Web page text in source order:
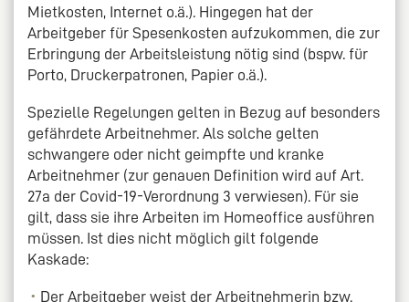
Mietkosten, Internet o.ä.). Hingegen hat der
Arbeitgeber für Spesenkosten aufzukommen, die zur
Erbringung der Arbeitsleistung nötig sind (bspw. für
Porto, Druckerpatronen, Papier o.ä.).
Spezielle Regelungen gelten in Bezug auf besonders
gefährdete Arbeitnehmer. Als solche gelten
schwangere oder nicht geimpfte und kranke
Arbeitnehmer (zur genauen Definition wird auf Art.
27a der Covid-19-Verordnung 3 verwiesen). Für sie
gilt, dass sie ihre Arbeiten im Homeoffice ausführen
müssen. Ist dies nicht möglich gilt folgende
Kaskade:
Der Arbeitgeber weist der Arbeitnehmerin bzw.